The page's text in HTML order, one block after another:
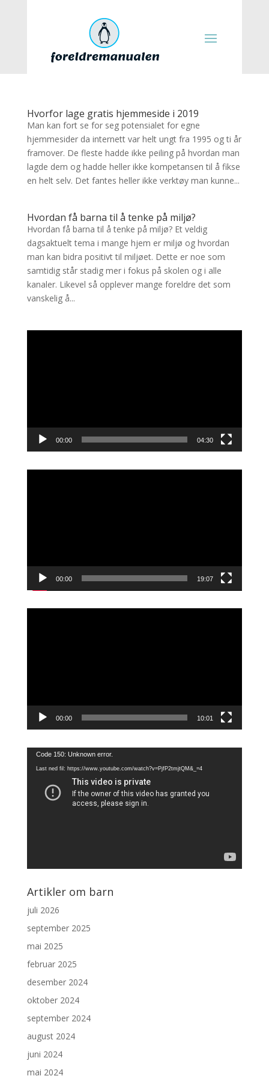
Hvorfor lage gratis hjemmeside i 2019
Man kan fort se for seg potensialet for egne
hjemmesider da internett var helt ungt fra 1995 og ti år
framover. De fleste hadde ikke peiling på hvordan man
lagde dem og hadde heller ikke kompetansen til å fikse
en helt selv. Det fantes heller ikke verktøy man kunne...
Hvordan få barna til å tenke på miljø?
Hvordan få barna til å tenke på miljø? Et veldig
dagsaktuelt tema i mange hjem er miljø og hvordan
man kan bidra positivt til miljøet. Dette er noe som
samtidig står stadig mer i fokus på skolen og i alle
kanaler. Likevel så opplever mange foreldre det som
vanskelig å...
00:00 04:30
00:00 19:07
00:00 10:01
Videoavspiller
Code 150: Unknown error.
Last ned fil: https://www.youtube.com/watch?v=PjfP2tmjtQM&_=4
Artikler om barn
juli 2026
september 2025
mai 2025
februar 2025
desember 2024
oktober 2024
september 2024
august 2024
juni 2024
mai 2024